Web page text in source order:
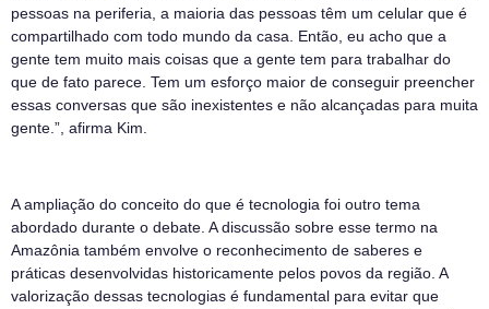
pessoas na periferia, a maioria das pessoas têm um celular que é
compartilhado com todo mundo da casa. Então, eu acho que a
gente tem muito mais coisas que a gente tem para trabalhar do
que de fato parece. Tem um esforço maior de conseguir preencher
essas conversas que são inexistentes e não alcançadas para muita
gente.”, afirma Kim.
A ampliação do conceito do que é tecnologia foi outro tema
abordado durante o debate. A discussão sobre esse termo na
Amazônia também envolve o reconhecimento de saberes e
práticas desenvolvidas historicamente pelos povos da região. A
valorização dessas tecnologias é fundamental para evitar que